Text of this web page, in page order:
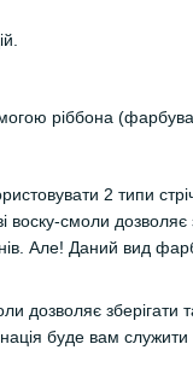
ріббона
2 типи
смоли дозволяє
Але! Даний вид
дозволяє зберігати
буде вам